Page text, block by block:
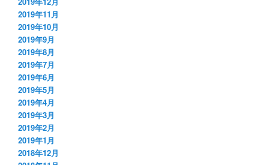
2019年11月
2019年10月
2019年9月
2019年8月
2019年7月
2019年6月
2019年5月
2019年4月
2019年3月
2019年2月
2019年1月
2018年12月